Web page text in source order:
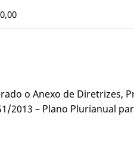
o Anexo de Diretrizes,
2013 – Plano Plurianual